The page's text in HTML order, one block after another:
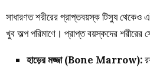
সাধারণত শরীরের প্রাপ্তবয়স্ক টিস্যু
খুব অল্প পরিমাণে। প্রাপ্ত বয়স্কদের শরীরের
হাড়ের মজ্জা (Bone Marrow):